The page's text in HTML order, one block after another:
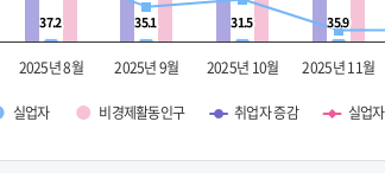
37.2
37.2 35.1
35.1 31.5
31.5 35.9
35.9
실업자 비경제활동인구 취업자 증감 실업
2025년 8월 2025년 9월 2025년 10월 2025년 11월